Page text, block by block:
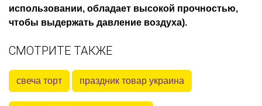
использовании, обладает высокой прочностью,
чтобы выдержать давление воздуха).
СМОТРИТЕ ТАКЖЕ
свеча торт праздник товар украина